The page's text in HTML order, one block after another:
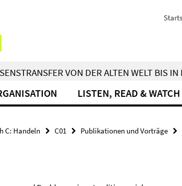
VON DER ALTEN WELT BIS
LISTEN, READ & WATCH
C: Handeln C01 Publikationen und Vorträge